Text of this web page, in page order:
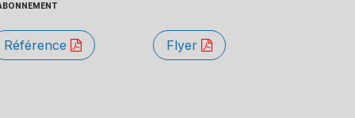
Référence Flyer